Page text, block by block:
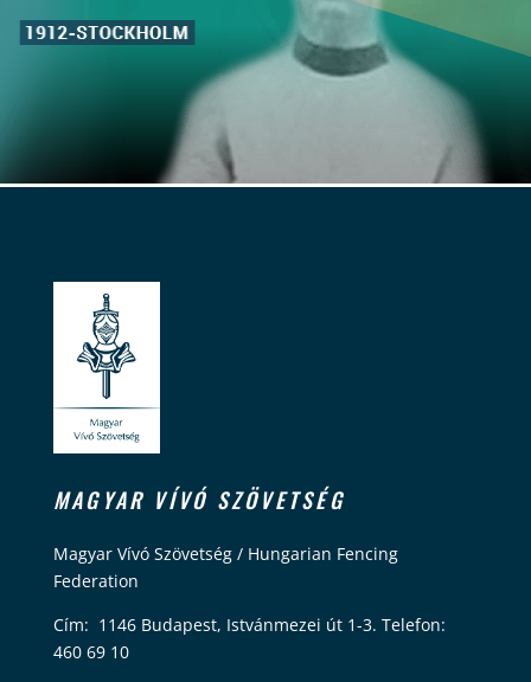
MAGYAR VÍVÓ SZÖVETSÉG
Magyar Vívó Szövetség / Hungarian Fencing
Federation
Cím: 1146 Budapest, Istvánmezei út 1-3. Telefon:
460 69 10